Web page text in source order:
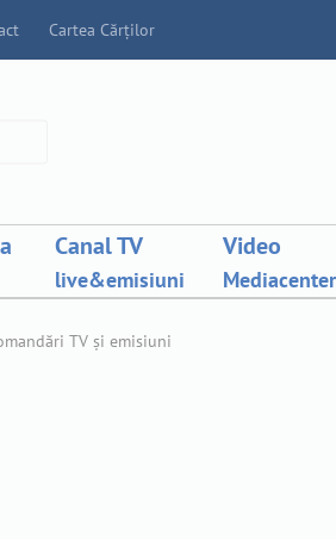
Cartea Cărților
Canal TV
live&emisiuni
Video
Mediacenter
TV și emisiuni